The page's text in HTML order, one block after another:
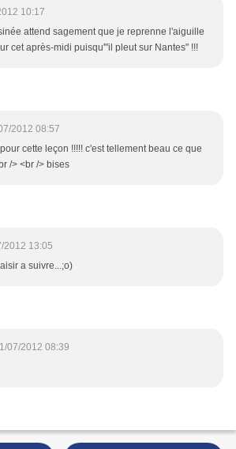
10:17
attend sagement que je reprenne l'aiguille
cet après-midi puisqu'"il pleut sur Nantes" !!!
2012 08:57
cette leçon !!!!! c'est tellement beau ce que
/> <br /> bises
2012 13:05
a suivre...;o)
07/2012 08:39